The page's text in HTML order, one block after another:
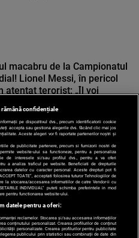
macabru de la Campionatul
Lionel Messi, în pericol
atentat terorist: „Îl voi
rămână confidențiale
pe dispozitivul dvs., precum identificatorii cookie
accepta sau gestiona alegerile dvs. făcând clic mai jos
Aceste alegeri vor fi raportate partenerilor noștri și
de publicitate partenere, precum si furnizorii nostri de
website-ului sa functioneze, pentru a personaliza
de interesele si/sau profilul dvs., pentru a va oferi
a analiza traficul pe website. Beneficiati de drepturile
datelor cu caracter personal. Aceste drepturi pot fi
TOATE”, acceptati folosirea tuturor Tehnologiilor de
la stocarea/accesarea informatiilor de catre Vendor-ii cu
INDIVIDUAL” puteti schimba preferintele in mod
pentru functionarea website-ului.
datele pentru a oferi:
reclamelor. Stocarea și/sau accesarea informațiilor
conținutului personalizat. Crearea profilurilor de conținut
personalizate. Crearea profilurilor pentru publicitate
publicului prin statistici sau combinații de date din